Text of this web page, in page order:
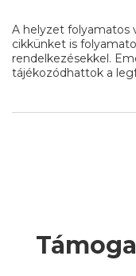
A helyzet folyamatos
cikkünket is
rendelkezésekkel.
tájékozódhattok a